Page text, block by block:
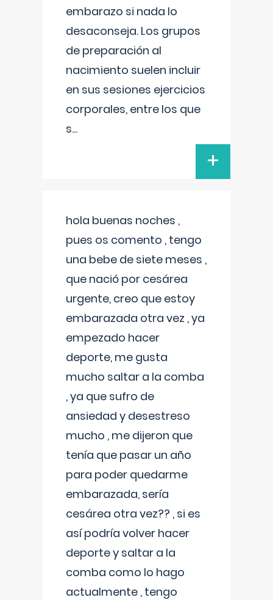
embarazo si nada lo
desaconseja. Los grupos
de preparación al
nacimiento suelen incluir
en sus sesiones ejercicios
corporales, entre los que
s...
+
hola buenas noches ,
pues os comento , tengo
una bebe de siete meses ,
que nació por cesárea
urgente, creo que estoy
embarazada otra vez , ya
empezado hacer
deporte, me gusta
mucho saltar a la comba
, ya que sufro de
ansiedad y desestreso
mucho , me dijeron que
tenía que pasar un año
para poder quedarme
embarazada, sería
cesárea otra vez?? , si es
así podría volver hacer
deporte y saltar a la
comba como lo hago
actualmente , tengo